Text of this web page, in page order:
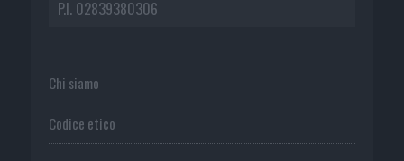
P.I. 02839380306
Chi siamo
Codice etico